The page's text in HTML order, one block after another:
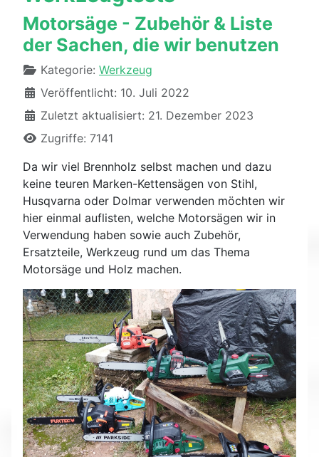
Motorsäge - Zubehör & Liste
der Sachen, die wir benutzen
DetailsKategorie: Werkzeug
Veröffentlicht: 10. Juli 2022
Zuletzt aktualisiert: 21. Dezember 2023
Zugriffe: 7141
Da wir viel Brennholz selbst machen und dazu
keine teuren Marken-Kettensägen von Stihl,
Husqvarna oder Dolmar verwenden möchten wir
hier einmal auflisten, welche Motorsägen wir in
Verwendung haben sowie auch Zubehör,
Ersatzteile, Werkzeug rund um das Thema
Motorsäge und Holz machen.